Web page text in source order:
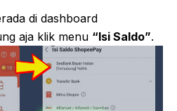
di dashboard
aja klik menu “Isi Saldo”.